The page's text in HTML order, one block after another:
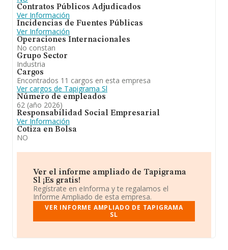
Contratos Públicos Adjudicados
Ver Información
Incidencias de Fuentes Públicas
Ver Información
Operaciones Internacionales
No constan
Grupo Sector
Industria
Cargos
Encontrados 11 cargos en esta empresa
Ver cargos de Tapigrama Sl
Número de empleados
62 (año 2026)
Responsabilidad Social Empresarial
Ver Información
Cotiza en Bolsa
NO
Ver el informe ampliado de Tapigrama
Sl ¡Es gratis!
Regístrate en eInforma y te regalamos el
Informe Ampliado de esta empresa.
VER INFORME AMPLIADO DE TAPIGRAMA
SL